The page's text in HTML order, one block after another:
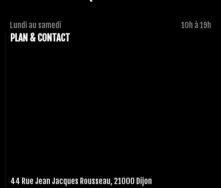
Lundi au samedi 10h à 19h
PLAN & CONTACT
44 Rue Jean Jacques Rousseau, 21000 Dijon